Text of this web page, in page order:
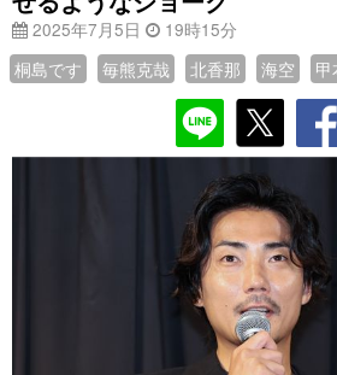
2025年7月5日
19時15分
桐島です
毎熊克哉 北香那 海空 甲